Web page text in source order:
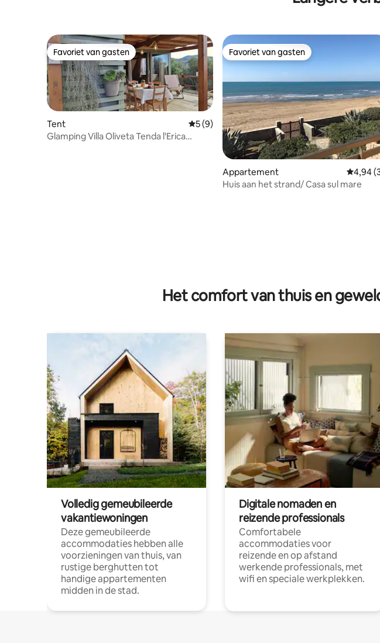
Favoriet van gasten
Favoriet van gasten
Tent Gemiddelde beoordeling van 5 op 5, 9
5 (9)
Glamping Villa Oliveta Tenda l'Erica
Favoriet van gasten
Favoriet van gasten
Appartement
4,94
Huis aan het strand/ Casa sul mare
Het comfort van thuis en
Volledig gemeubileerde
vakantiewoningen
Deze gemeubileerde
accommodaties hebben alle
voorzieningen van thuis, van
rustige berghutten tot
handige appartementen
midden in de stad.
Digitale nomaden en
reizende professionals
Comfortabele
accommodaties voor
reizende en op afstand
werkende professionals, met
wifi en speciale werkplekken.